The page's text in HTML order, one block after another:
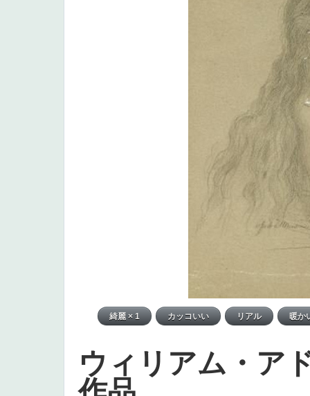
ウィリアム・ア